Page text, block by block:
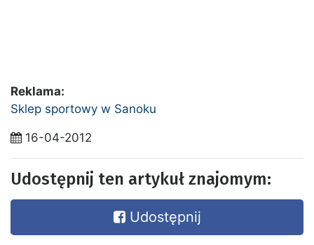
Reklama:
Sklep sportowy w Sanoku
16-04-2012
Udostępnij ten artykuł znajomym:
Udostępnij